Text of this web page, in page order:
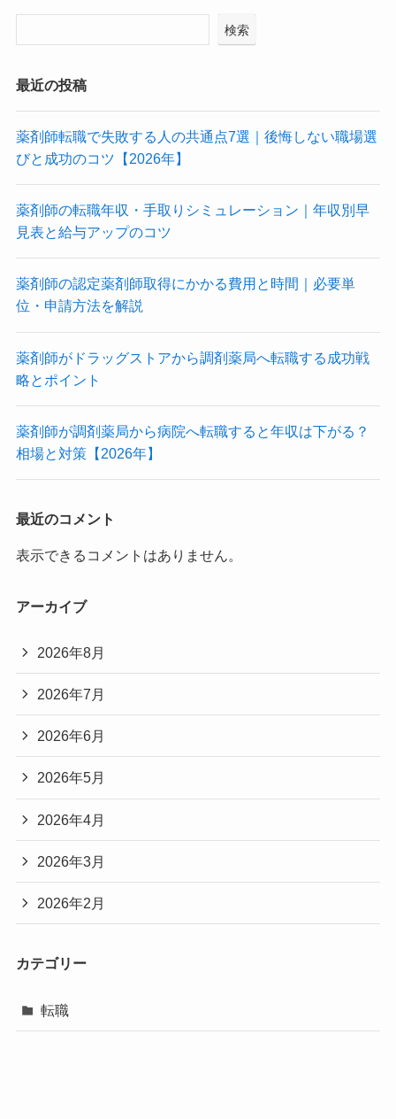
検索
最近の投稿
薬剤師転職で失敗する人の共通点7選｜後悔しない職場選
びと成功のコツ【2026年】
薬剤師の転職年収・手取りシミュレーション｜年収別早
見表と給与アップのコツ
薬剤師の認定薬剤師取得にかかる費用と時間｜必要単
位・申請方法を解説
薬剤師がドラッグストアから調剤薬局へ転職する成功戦
略とポイント
薬剤師が調剤薬局から病院へ転職すると年収は下がる？
相場と対策【2026年】
最近のコメント
表示できるコメントはありません。
アーカイブ
2026年8月
2026年7月
2026年6月
2026年5月
2026年4月
2026年3月
2026年2月
カテゴリー
転職